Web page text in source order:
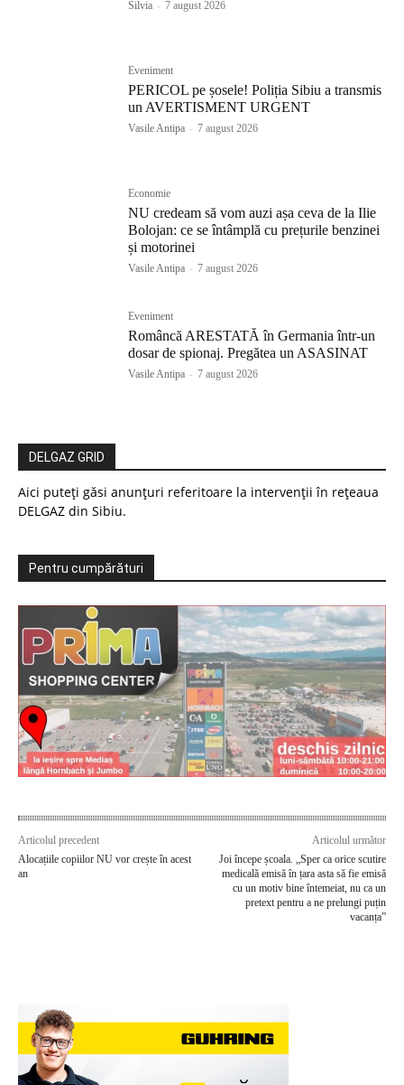
Silvia - 7 august 2026
Eveniment
PERICOL pe șosele! Poliția Sibiu a transmis
un AVERTISMENT URGENT
Vasile Antipa - 7 august 2026
Economie
NU credeam să vom auzi așa ceva de la Ilie
Bolojan: ce se întâmplă cu prețurile benzinei
și motorinei
Vasile Antipa - 7 august 2026
Eveniment
Româncă ARESTATĂ în Germania într-un
dosar de spionaj. Pregătea un ASASINAT
Vasile Antipa - 7 august 2026
DELGAZ GRID
Aici puteți găsi anunțuri referitoare la intervenții în rețeaua
DELGAZ din Sibiu.
Pentru cumpărături
Articolul precedent
Alocațiile copiilor NU vor crește în acest
an
Articolul următor
Joi începe școala. „Sper ca orice scutire
medicală emisă în țara asta să fie emisă
cu un motiv bine întemeiat, nu ca un
pretext pentru a ne prelungi puțin
vacanța”